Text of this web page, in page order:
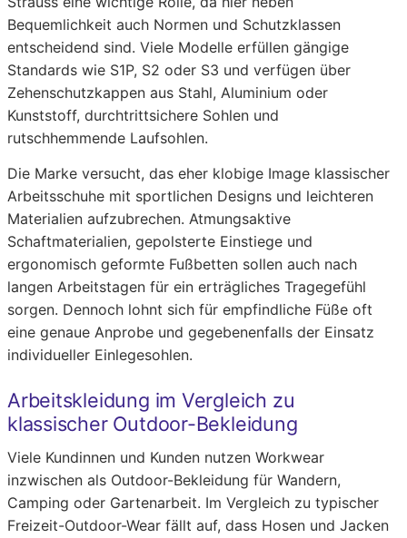
Bequemlichkeit auch Normen und Schutzklassen
entscheidend sind. Viele Modelle erfüllen gängige
Standards wie S1P, S2 oder S3 und verfügen über
Zehenschutzkappen aus Stahl, Aluminium oder
Kunststoff, durchtrittsichere Sohlen und
rutschhemmende Laufsohlen.
Die Marke versucht, das eher klobige Image klassischer
Arbeitsschuhe mit sportlichen Designs und leichteren
Materialien aufzubrechen. Atmungsaktive
Schaftmaterialien, gepolsterte Einstiege und
ergonomisch geformte Fußbetten sollen auch nach
langen Arbeitstagen für ein erträgliches Tragegefühl
sorgen. Dennoch lohnt sich für empfindliche Füße oft
eine genaue Anprobe und gegebenenfalls der Einsatz
individueller Einlegesohlen.
Arbeitskleidung im Vergleich zu
klassischer Outdoor-Bekleidung
Viele Kundinnen und Kunden nutzen Workwear
inzwischen als Outdoor-Bekleidung für Wandern,
Camping oder Gartenarbeit. Im Vergleich zu typischer
Freizeit-Outdoor-Wear fällt auf, dass Hosen und Jacken